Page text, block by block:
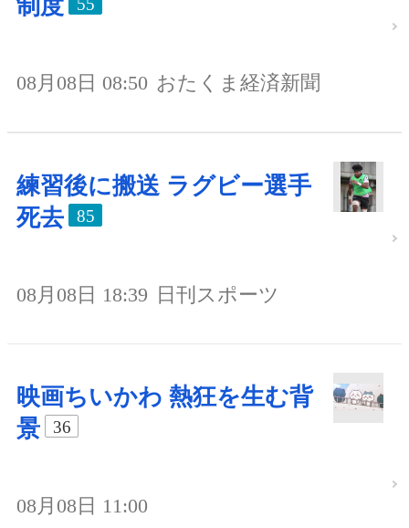
制度
55
08月08日 08:50 おたくま経済新聞
練習後に搬送 ラグビー選手
死去
85
08月08日 18:39 日刊スポーツ
映画ちいかわ 熱狂を生む背
景
36
08月08日 11:00